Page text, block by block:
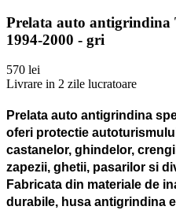
Prelata auto
1994-2000 - gri
570 lei
Livrare in 2 zile lucratoare
Prelata auto antigrindina
oferi protectie
castanelor, ghindelor,
zapezii, ghetii, pasarilor si
Fabricata din materiale de
durabile, husa antigrindina